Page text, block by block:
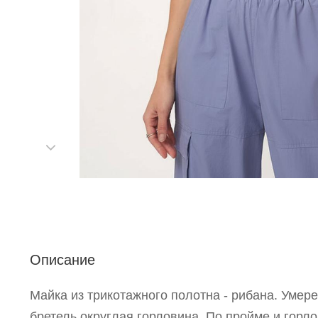
Описание
Майка из трикотажного полотна - рибана.